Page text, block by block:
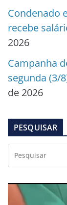
Condenado
recebe
2026
Campanha
segunda (3/
de 2026
PESQUISAR